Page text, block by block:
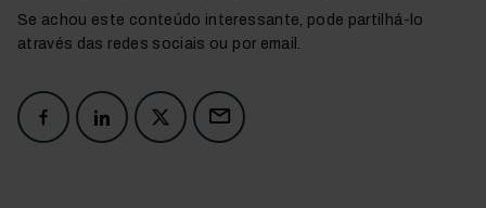
Se achou este conteúdo interessante, pode partilhá-lo
através das redes sociais ou por email.